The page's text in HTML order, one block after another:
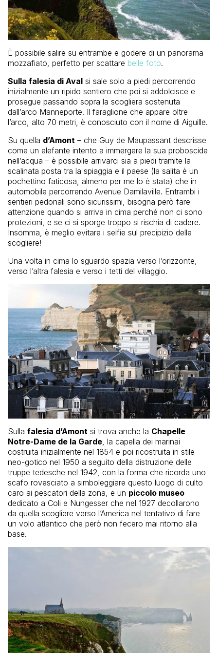
È possibile salire su entrambe e godere di un panorama
mozzafiato, perfetto per scattare belle foto.
Sulla falesia di Aval si sale solo a piedi percorrendo
inizialmente un ripido sentiero che poi si addolcisce e
prosegue passando sopra la scogliera sostenuta
dall’arco Manneporte. Il faraglione che appare oltre
l’arco, alto 70 metri, è conosciuto con il nome di Aiguille.
Su quella d’Amont – che Guy de Maupassant descrisse
come un elefante intento a immergere la sua proboscide
nell’acqua – è possibile arrivarci sia a piedi tramite la
scalinata posta tra la spiaggia e il paese (la salita è un
pochettino faticosa, almeno per me lo è stata) che in
automobile percorrendo Avenue Damilaville. Entrambi i
sentieri pedonali sono sicurissimi, bisogna però fare
attenzione quando si arriva in cima perché non ci sono
protezioni, e se ci si sporge troppo si rischia di cadere.
Insomma, è meglio evitare i selfie sul precipizio delle
scogliere!
Una volta in cima lo sguardo spazia verso l’orizzonte,
verso l’altra falesia e verso i tetti del villaggio.
Sulla falesia d’Amont si trova anche la Chapelle
Notre-Dame de la Garde, la capella dei marinai
costruita inizialmente nel 1854 e poi ricostruita in stile
neo-gotico nel 1950 a seguito della distruzione delle
truppe tedesche nel 1942, con la forma che ricorda uno
scafo rovesciato a simboleggiare questo luogo di culto
caro ai pescatori della zona, e un piccolo museo
dedicato a Coli e Nungesser che nel 1927 decollarono
da quella scogliere verso l’America nel tentativo di fare
un volo atlantico che però non fecero mai ritorno alla
base.